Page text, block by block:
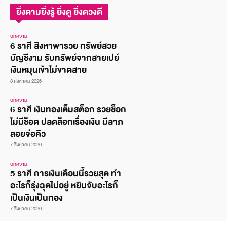
ยิ่งตามยิ่งรู้ ยิ่งดู ยิ่งดวงดี
บทความ
6 ราศี สิงหาพารวย ทรัพย์สวย
บัญชีงาม รับทรัพย์จากสายเปย์
เงินหมุนเข้าไม่ขาดสาย
8 สิงหาคม 2026
บทความ
6 ราศี เงินทองเต็มสต็อก รวยช็อก
ไม่มีช็อต ปลดล็อกเรื่องเงิน มีลาภ
ลอยจ่อคิว
7 สิงหาคม 2026
บทความ
5 ราศี การเงินเดือนนี้รวยสุด ทำ
อะไรก็รุ่งฉุดไม่อยู่ หยิบจับอะไรก็
เป็นเงินเป็นทอง
7 สิงหาคม 2026